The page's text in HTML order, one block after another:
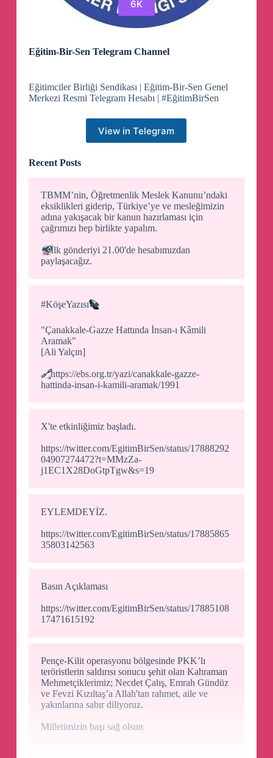
6K
Eğitim-Bir-Sen Telegram Channel
Eğitimciler Birliği Sendikası | Eğitim-Bir-Sen Genel
Merkezi Resmi Telegram Hesabı | #EğitimBirSen
View in Telegram
Recent Posts
TBMM’nin, Öğretmenlik Meslek Kanunu’ndaki
eksiklikleri giderip, Türkiye’ye ve mesleğimizin
adına yakışacak bir kanun hazırlaması için
çağrımızı hep birlikte yapalım.
📢İlk gönderiyi 21.00'de hesabımızdan
paylaşacağız.
#KöşeYazısı✒️
"Çanakkale-Gazze Hattında İnsan-ı Kâmili
Aramak"
[Ali Yalçın]
🔗https://ebs.org.tr/yazi/canakkale-gazze-
hattinda-insan-i-kamili-aramak/1991
X'te etkinliğimiz başladı.
https://twitter.com/EgitimBirSen/status/17888292
04907274472?t=MMzZa-
j1EC1X28DoGtpTgw&s=19
EYLEMDEYİZ.
https://twitter.com/EgitimBirSen/status/17885865
35803142563
Basın Açıklaması
https://twitter.com/EgitimBirSen/status/17885108
17471615192
Pençe-Kilit operasyonu bölgesinde PKK’lı
teröristlerin saldırısı sonucu şehit olan Kahraman
Mehmetçiklerimiz; Necdet Çalış, Emrah Gündüz
ve Fevzi Kızıltaş’a Allah'tan rahmet, aile ve
yakınlarına sabır diliyoruz.
Milletimizin başı sağ olsun